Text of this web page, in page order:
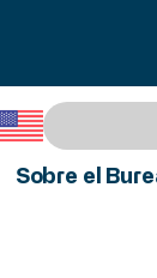
Sobre el